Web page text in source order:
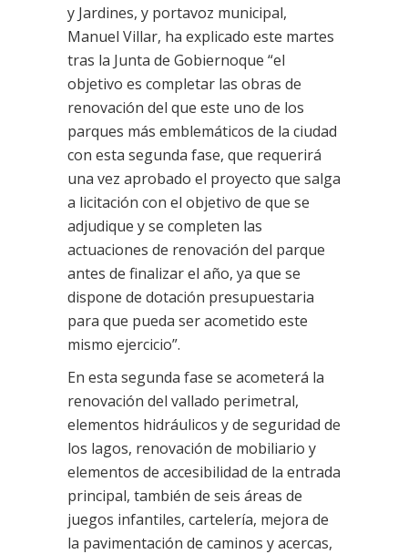
y Jardines, y portavoz municipal,
Manuel Villar, ha explicado este martes
tras la Junta de Gobiernoque “el
objetivo es completar las obras de
renovación del que este uno de los
parques más emblemáticos de la ciudad
con esta segunda fase, que requerirá
una vez aprobado el proyecto que salga
a licitación con el objetivo de que se
adjudique y se completen las
actuaciones de renovación del parque
antes de finalizar el año, ya que se
dispone de dotación presupuestaria
para que pueda ser acometido este
mismo ejercicio”.
En esta segunda fase se acometerá la
renovación del vallado perimetral,
elementos hidráulicos y de seguridad de
los lagos, renovación de mobiliario y
elementos de accesibilidad de la entrada
principal, también de seis áreas de
juegos infantiles, cartelería, mejora de
la pavimentación de caminos y acercas,